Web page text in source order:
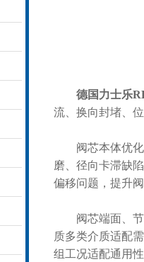
德国力士乐
流、换向封堵、
阀芯本体优化
磨、径向卡滞缺
偏移问题，提升
阀芯端面、节
质多类介质适配
组工况适配通用